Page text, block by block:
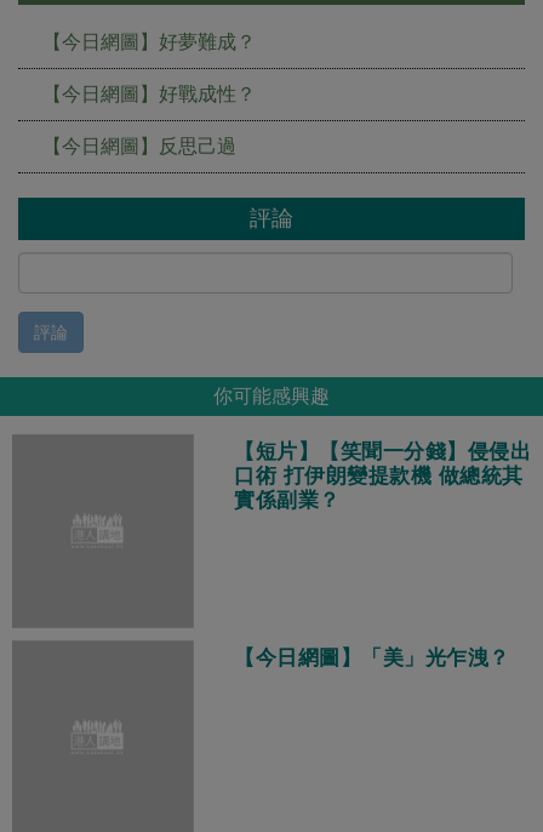
【今日網圖】好夢難成？
【今日網圖】好戰成性？
【今日網圖】反思己過
評論
評論
你可能感興趣
【短片】【笑聞一分錢】侵侵出
口術 打伊朗變提款機 做總統其
實係副業？
【今日網圖】「美」光乍洩？